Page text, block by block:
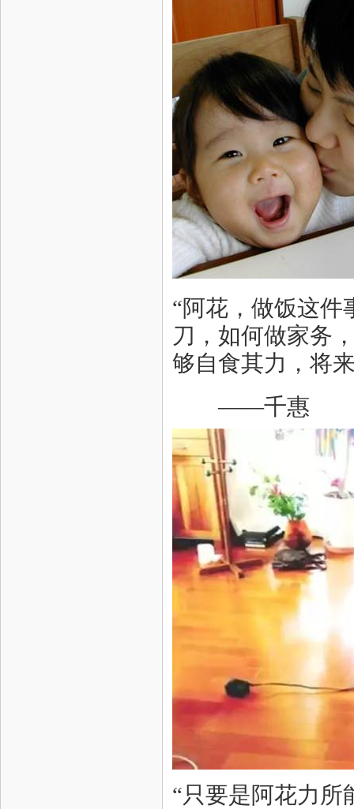
“阿花，做饭这件
刀，如何做家务
够自食其力，将
——千惠
“只要是阿花力所